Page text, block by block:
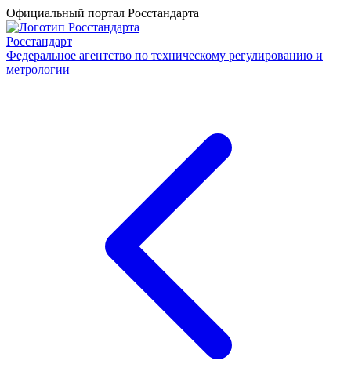
Официальный портал Росстандарта
Росстандарт
Федеральное агентство по техническому регулированию и
метрологии